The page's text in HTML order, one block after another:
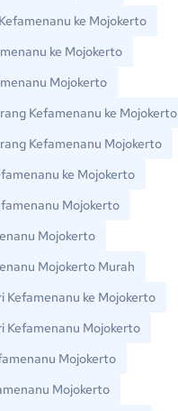
ke Mojokerto
ke Mojokerto
Mojokerto
Kefamenanu ke Mojokerto
Kefamenanu Mojokerto
ke Mojokerto
Mojokerto
Mojokerto
Mojokerto Murah
Kefamenanu ke Mojokerto
Kefamenanu Mojokerto
Mojokerto
Mojokerto